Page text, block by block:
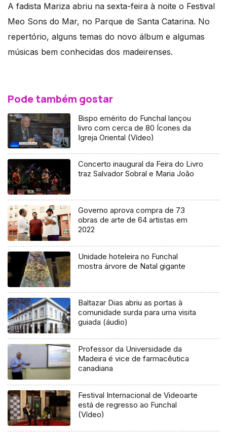
A fadista Mariza abriu na sexta-feira à noite o Festival
Meo Sons do Mar, no Parque de Santa Catarina. No
repertório, alguns temas do novo álbum e algumas
músicas bem conhecidas dos madeirenses.
Pode também gostar
Bispo emérito do Funchal lançou
livro com cerca de 80 Ícones da
Igreja Oriental (Vídeo)
Concerto inaugural da Feira do Livro
traz Salvador Sobral e Maria João
Governo aprova compra de 73
obras de arte de 64 artistas em
2022
Unidade hoteleira no Funchal
mostra árvore de Natal gigante
Baltazar Dias abriu as portas à
comunidade surda para uma visita
guiada (áudio)
Professor da Universidade da
Madeira é vice de farmacêutica
canadiana
Festival Internacional de Videoarte
está de regresso ao Funchal
(Vídeo)